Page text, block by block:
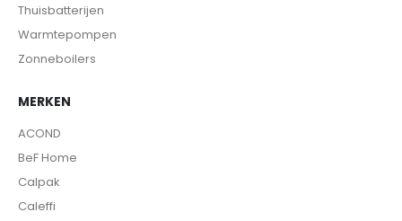
Thuisbatterijen
Warmtepompen
Zonneboilers
MERKEN
ACOND
BeF Home
Calpak
Caleffi